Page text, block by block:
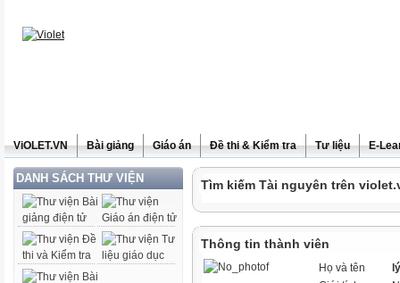
ViOLET.VN Bài giảng Giáo án Đề thi & Kiểm tra Tư liệu E-
DANH SÁCH THƯ VIỆN Tìm kiếm Tài nguyên trên
Thông tin thành viên
Họ và tên